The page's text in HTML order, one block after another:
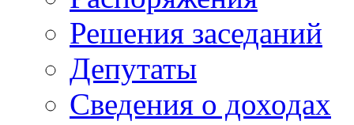
Решения заседаний
Депутаты
Сведения о доходах